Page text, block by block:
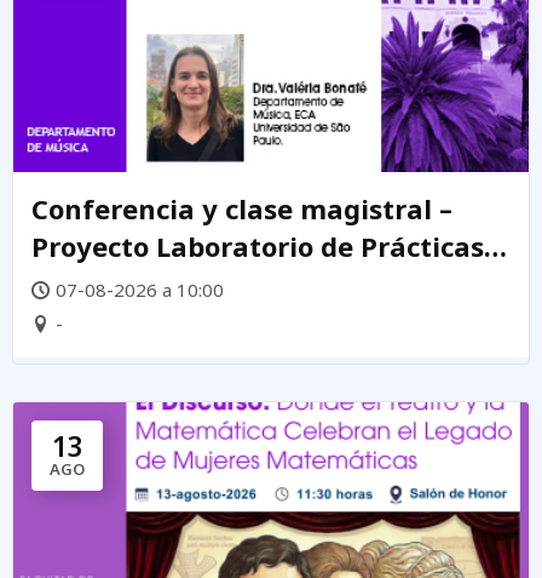
Conferencia y clase magistral –
Proyecto Laboratorio de Prácticas
Creativas DEMUS
07-08-2026 a 10:00
-
13
AGO